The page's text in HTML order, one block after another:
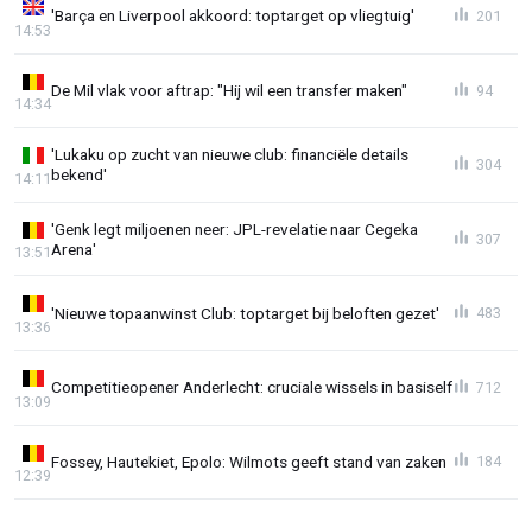
'Barça en Liverpool akkoord: toptarget op vliegtuig'
14:53
201
De Mil vlak voor aftrap: "Hij wil een transfer maken"
14:34
94
'Lukaku op zucht van nieuwe club: financiële details
bekend'
14:11
304
'Genk legt miljoenen neer: JPL-revelatie naar Cegeka
Arena'
13:51
307
'Nieuwe topaanwinst Club: toptarget bij beloften gezet'
13:36
483
Competitieopener Anderlecht: cruciale wissels in basiself
13:09
712
Fossey, Hautekiet, Epolo: Wilmots geeft stand van zaken
12:39
184